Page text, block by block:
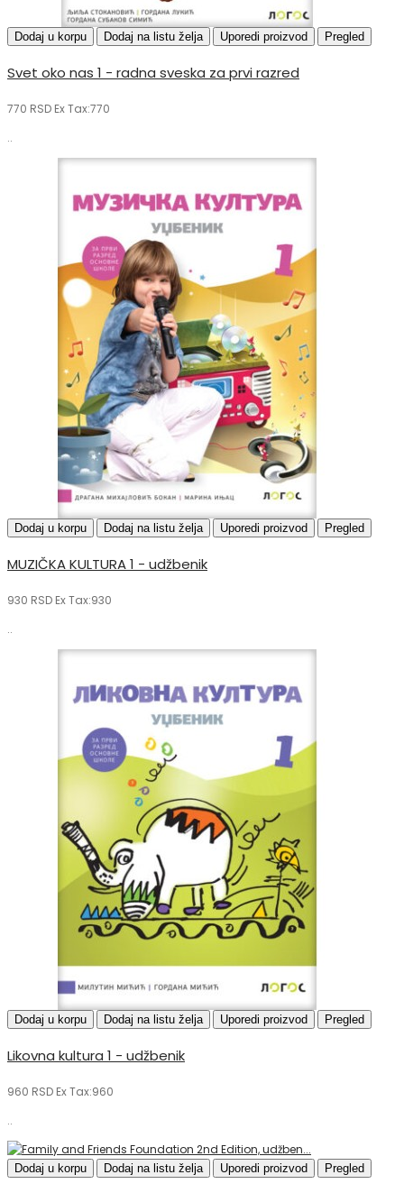
Dodaj u korpu Dodaj na listu želja Uporedi proizvod Pregled
Svet oko nas 1 - radna sveska za prvi razred
770 RSD Ex Tax:770
..
Dodaj u korpu Dodaj na listu želja Uporedi proizvod Pregled
MUZIČKA KULTURA 1 - udžbenik
930 RSD Ex Tax:930
..
Dodaj u korpu Dodaj na listu želja Uporedi proizvod Pregled
Likovna kultura 1 - udžbenik
960 RSD Ex Tax:960
..
Dodaj u korpu Dodaj na listu želja Uporedi proizvod Pregled